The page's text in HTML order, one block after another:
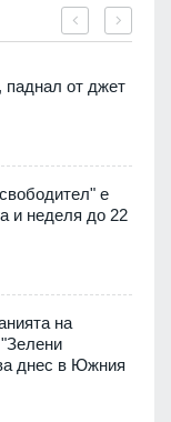
паднал от джет
е
и неделя до 22
на
днес в Южния